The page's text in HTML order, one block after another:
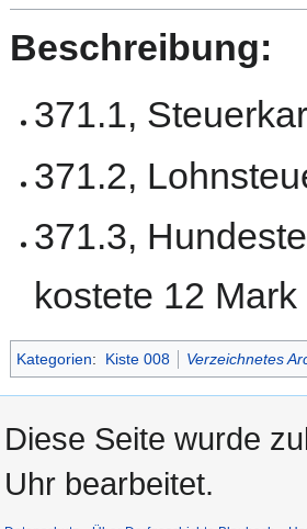
Beschreibung:
371.1,
371.2,
371.3,
kostete 12
Kategorien: Kiste 008 Verzeichnetes
Diese Seite wurde
Uhr bearbeitet.